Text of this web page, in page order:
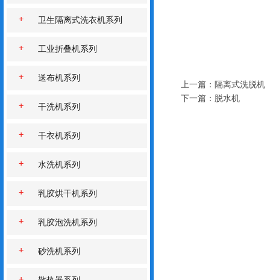
卫生隔离式洗衣机系列
工业折叠机系列
送布机系列
干洗机系列
干衣机系列
水洗机系列
乳胶烘干机系列
乳胶泡洗机系列
砂洗机系列
上一篇： 隔离式洗脱机
下一篇： 脱水机